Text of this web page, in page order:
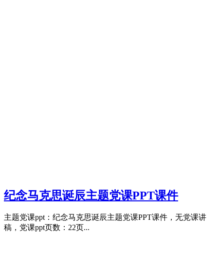
纪念马克思诞辰主题党课PPT课件
主题党课ppt：纪念马克思诞辰主题党课PPT课件，无党课讲
稿，党课ppt页数：22页...